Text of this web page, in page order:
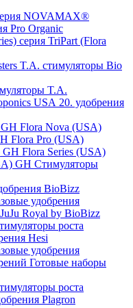
NOVAMAX®
Pro Organic
серия TriPart (Flora
стимуляторы Bio
T.A.
20. удобрения
GH Flora Nova (USA)
Flora Pro (USA)
GH Flora Series (USA)
GH Стимуляторы
BioBizz
удобрения
JuJu Royal by BioBizz
роста
Hesi
удобрения
Готовые наборы
роста
Plagron